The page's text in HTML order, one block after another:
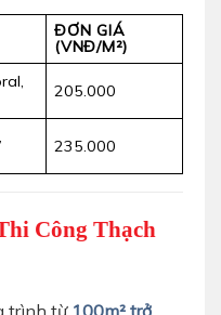
ĐƠN GIÁ
(VNĐ/M²)
205.000
235.000
Công Thạch
trình từ 100m² trở